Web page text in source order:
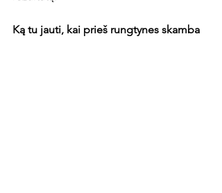
Ką tu jauti, kai prieš rungtynes skamba